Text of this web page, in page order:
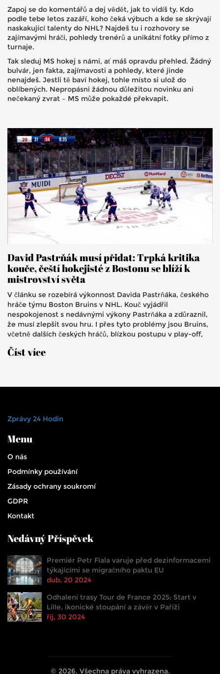
Zapoj se do komentářů a dej vědět, jak to vidíš ty. Kdo
podle tebe letos zazáří, koho čeká výbuch a kde se skrývají
naskakující talenty do NHL? Najdeš tu i rozhovory se
zajímavými hráči, pohledy trenérů a unikátní fotky přímo z
turnaje.
Tak sleduj MS hokej s námi, ať máš opravdu přehled. Žádný
bulvár, jen fakta, zajímavosti a pohledy, které jinde
nenajdeš. Jestli tě baví hokej, tohle místo si ulož do
oblíbených. Nepropásni žádnou důležitou novinku ani
nečekaný zvrat – MS může pokaždé překvapit.
David Pastrňák musí přidat: Trpká kritika
kouče, čeští hokejisté z Bostonu se blíží k
mistrovství světa
V článku se rozebírá výkonnost Davida Pastrňáka, českého
hráče týmu Boston Bruins v NHL. Kouč vyjádřil
nespokojenost s nedávnými výkony Pastrňáka a zdůraznil,
že musí zlepšit svou hru. I přes tyto problémy jsou Bruins,
včetně dalších českých hráčů, blízkou postupu v play-off,
Číst více
Zprávy 24 Hodin
Menu
O nás
Podmínky používání
Zásady ochrany soukromí
GDPR
Kontakt
Nedávný Příspěvek
Premiér Petr Fiala varuje před dezinformacemi
týkajícími se migračního paktu EU
dub, 20 2024
Odhalení trasy Tour de France 2025: Start v
Lille, ikonické stoupání a závěr v Paříži
říj, 30 2024
© 2026. Všechna práva vyhrazena.